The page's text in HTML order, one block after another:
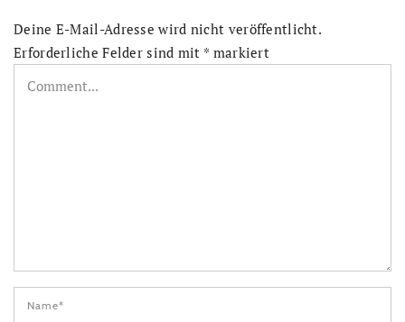
Deine E-Mail-Adresse wird nicht veröffentlicht.
Erforderliche Felder sind mit * markiert